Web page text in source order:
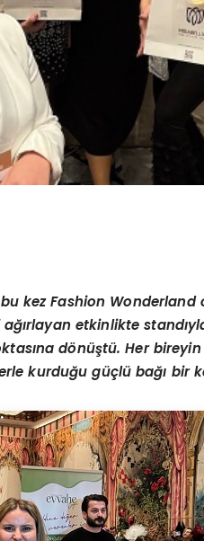
kez Fashion
etkinlikte
dönüştü. Her bireyin
kurduğu güçlü bağı bir